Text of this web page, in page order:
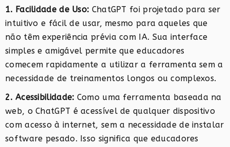
1. Facilidade de Uso: ChatGPT foi projetado para ser
intuitivo e fácil de usar, mesmo para aqueles que
não têm experiência prévia com IA. Sua interface
simples e amigável permite que educadores
comecem rapidamente a utilizar a ferramenta sem a
necessidade de treinamentos longos ou complexos.
2. Acessibilidade: Como uma ferramenta baseada na
web, o ChatGPT é acessível de qualquer dispositivo
com acesso à internet, sem a necessidade de instalar
software pesado. Isso significa que educadores